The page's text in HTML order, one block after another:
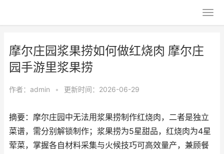
摩尔庄园浆果捞如何做红烧肉 摩尔庄
园手游里浆果捞
作者： admin • 更新时间：2026-06-29
摘要：摩尔庄园中无法用浆果捞制作红烧肉，二者是独立
菜谱，需分别解锁制作；浆果捞为5星甜品，红烧肉为4星
荤菜，掌握各自材料采集与火候技巧可高效量产，兼顾餐